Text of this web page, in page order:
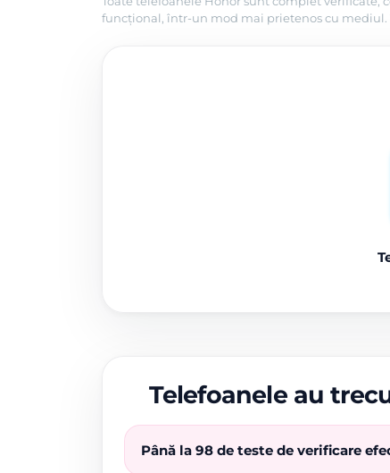
funcțional, într-un mod mai prietenos cu mediul.
Telefoanele au
Până la 98 de teste de verificare